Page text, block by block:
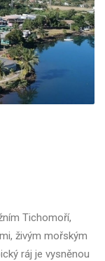
Tichomoří,
živým mořským
ráj je vysněnou